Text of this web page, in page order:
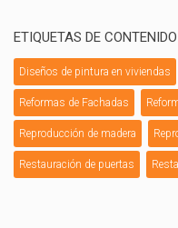
ETIQUETAS DE CONTENIDO
Diseños de pintura en viviendas
Reformas de Fachadas
Reproducción de madera
Restauración de puertas